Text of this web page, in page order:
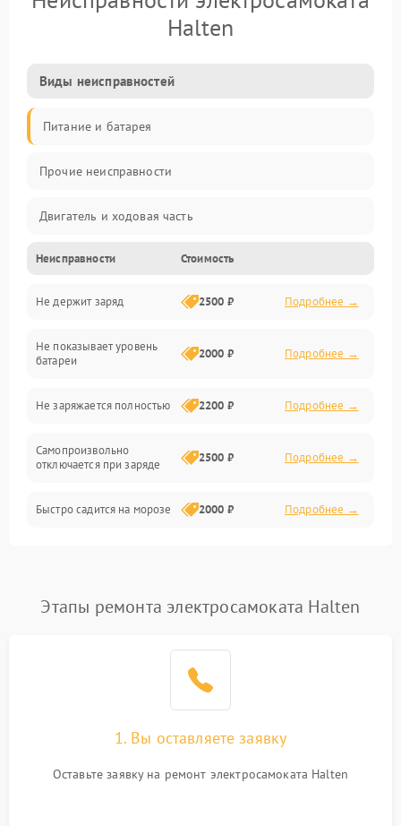
Halten
Виды неисправностей
Питание и батарея
Прочие неисправности
Двигатель и ходовая часть
Тормоза и безопасность
Подвеска и колеса
Электроника и управление
Неисправности Стоимость
Не держит заряд 2500 ₽ Подробнее →
Не показывает уровень
батареи
2000 ₽ Подробнее →
Не заряжается полностью 2200 ₽ Подробнее →
Самопроизвольно
отключается при заряде
2500 ₽ Подробнее →
Быстро садится на морозе 2000 ₽ Подробнее →
Этапы ремонта электросамоката Halten
1. Вы оставляете заявку
Оставьте заявку на ремонт электросамоката Halten